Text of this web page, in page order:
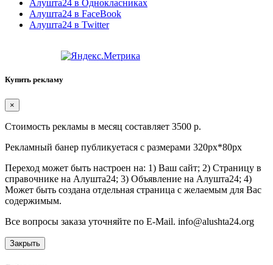
Алушта24 в Однокласниках
Алушта24 в FaceBook
Алушта24 в Twitter
Купить рекламу
×
Стоимость рекламы в месяц составляет 3500 р.
Рекламный банер публикуетася с размерами 320px*80px
Переход может быть настроен на: 1) Ваш сайт; 2) Страницу в
справочнике на Алушта24; 3) Объявление на Алушта24; 4)
Может быть создана отдельная страница с желаемым для Вас
содержимым.
Все вопросы заказа уточняйте по E-Mail. info@alushta24.org
Закрыть